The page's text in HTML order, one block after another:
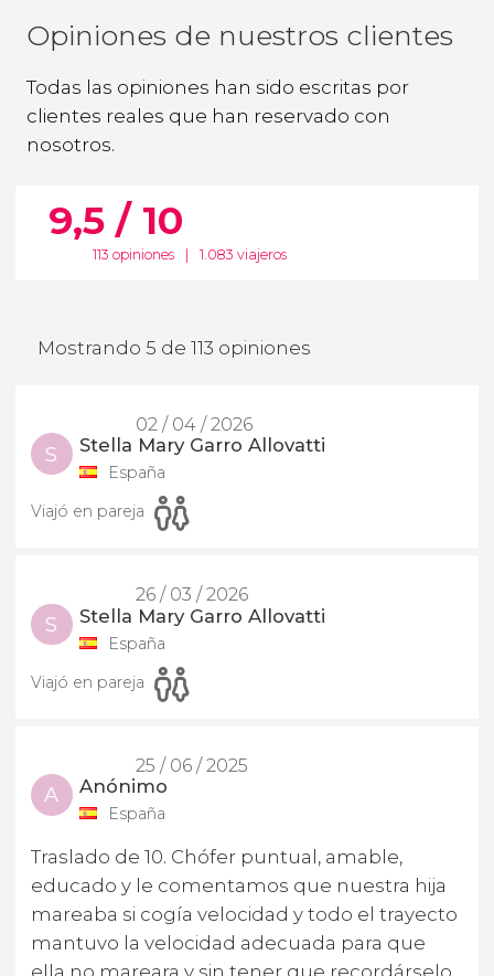
Opiniones de nuestros clientes
Todas las opiniones han sido escritas por
clientes reales que han reservado con
nosotros.
9,5 / 10
113 opiniones 1.083 viajeros
Mostrando 5 de 113 opiniones
02 / 04 / 2026
S Stella Mary Garro Allovatti
España
Viajó en pareja
26 / 03 / 2026
S Stella Mary Garro Allovatti
España
Viajó en pareja
25 / 06 / 2025
A Anónimo
España
Traslado de 10. Chófer puntual, amable,
educado y le comentamos que nuestra hija
mareaba si cogía velocidad y todo el trayecto
mantuvo la velocidad adecuada para que